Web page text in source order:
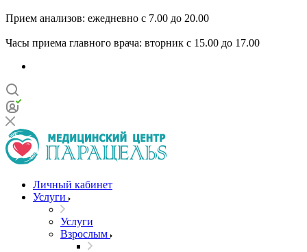
Прием анализов: ежедневно с 7.00 до 20.00
Часы приема главного врача: вторник с 15.00 до 17.00
Личный кабинет
Услуги
Услуги
Взрослым